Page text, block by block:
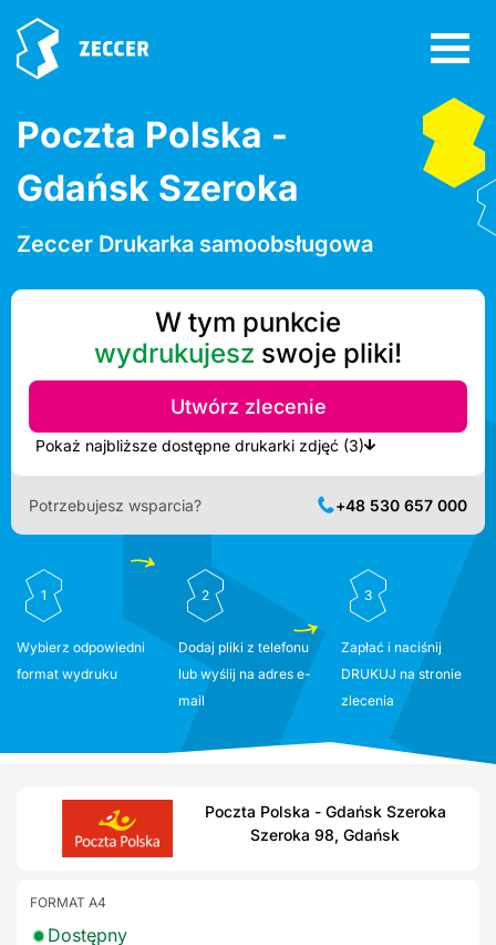
Poczta Polska -
Gdańsk Szeroka
Zeccer Drukarka samoobsługowa
W tym punkcie
wydrukujesz swoje pliki!
Utwórz zlecenie
Pokaż najbliższe dostępne drukarki zdjęć (3)
Potrzebujesz wsparcia? +48 530 657 000
1
Wybierz odpowiedni
format wydruku
2
Dodaj pliki z telefonu
lub wyślij na adres e-
mail
3
Zapłać i naciśnij
DRUKUJ na stronie
zlecenia
Poczta Polska - Gdańsk Szeroka
Szeroka 98, Gdańsk
FORMAT A4
Dostępny